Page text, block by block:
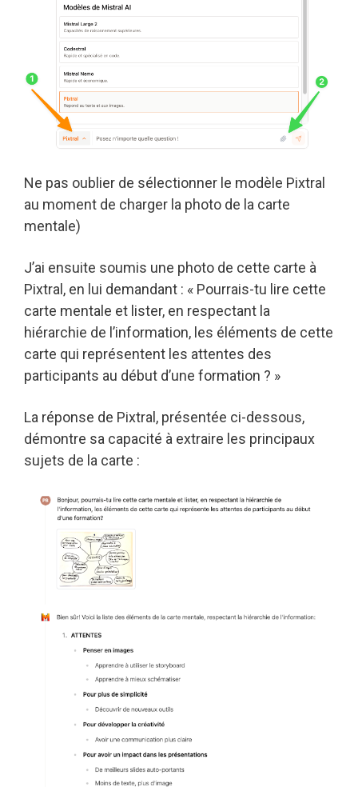
Ne pas oublier de sélectionner le modèle Pixtral
au moment de charger la photo de la carte
mentale)
J’ai ensuite soumis une photo de cette carte à
Pixtral, en lui demandant : « Pourrais-tu lire cette
carte mentale et lister, en respectant la
hiérarchie de l’information, les éléments de cette
carte qui représentent les attentes des
participants au début d’une formation ? »
La réponse de Pixtral, présentée ci-dessous,
démontre sa capacité à extraire les principaux
sujets de la carte :